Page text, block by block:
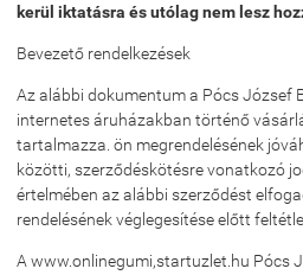
kerül iktatásra és utólag nem lesz
Bevezető rendelkezések
Az alábbi dokumentum a Pócs József
internetes áruházakban történő
tartalmazza. ön megrendelésének
közötti, szerződéskötésre vonatkozó
értelmében az alábbi szerződést
rendelésének véglegesítése előtt
A www.onlinegumi,startuzlet.hu Pócs